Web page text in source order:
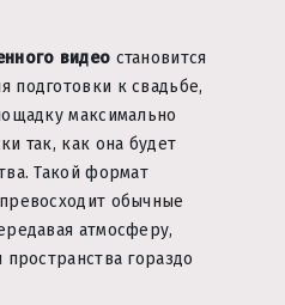
видео становится
к свадьбе,
максимально
так, как она будет
Такой формат
обычные
атмосферу,
гораздо